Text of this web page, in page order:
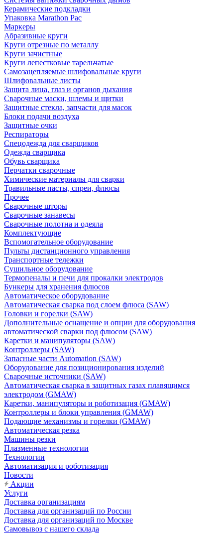
Керамические подкладки
Упаковка Marathon Pac
Маркеры
Абразивные круги
Круги отрезные по металлу
Круги зачистные
Круги лепестковые тарельчатые
Самозацепляемые шлифовальные круги
Шлифовальные листы
Защита лица, глаз и органов дыхания
Сварочные маски, шлемы и щитки
Защитные стекла, запчасти для масок
Блоки подачи воздуха
Защитные очки
Респираторы
Спецодежда для сварщиков
Одежда сварщика
Обувь сварщика
Перчатки сварочные
Химические материалы для сварки
Травильные пасты, спреи, флюсы
Прочее
Сварочные шторы
Сварочные занавесы
Сварочные полотна и одеяла
Комплектующие
Вспомогательное оборудование
Пульты дистанционного управления
Транспортные тележки
Сушильное оборудование
Термопеналы и печи для прокалки электродов
Бункеры для хранения флюсов
Автоматическое оборудование
Автоматическая сварка под слоем флюса (SAW)
Головки и горелки (SAW)
Дополнительные оснащение и опции для оборудования
автоматической сварки под флюсом (SAW)
Каретки и манипуляторы (SAW)
Контроллеры (SAW)
Запасные части Automation (SAW)
Оборудование для позиционирования изделий
Сварочные источники (SAW)
Автоматическая сварка в защитных газах плавящимся
электродом (GMAW)
Каретки, манипуляторы и роботизация (GMAW)
Контроллеры и блоки управления (GMAW)
Подающие механизмы и горелки (GMAW)
Автоматическая резка
Машины резки
Плазменные технологии
Технологии
Автоматизация и роботизация
Новости
Акции
Услуги
Доставка организациям
Доставка для организаций по России
Доставка для организаций по Москве
Самовывоз с нашего склада